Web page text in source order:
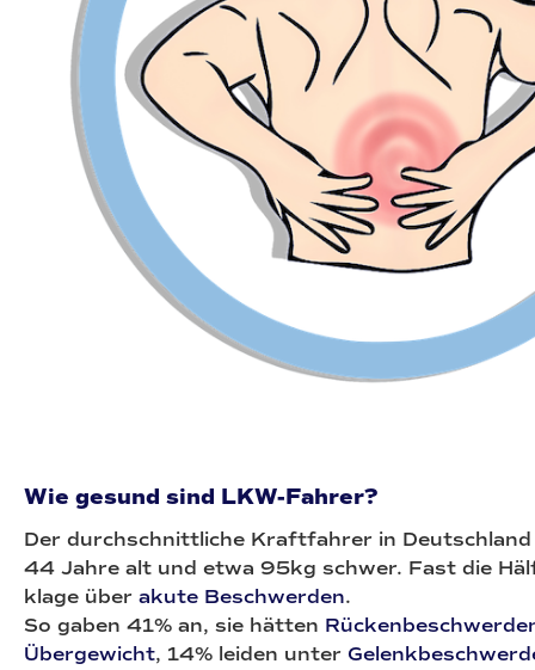
Wie gesund sind LKW-Fahrer?
Der durchschnittliche Kraftfahrer in
44 Jahre alt und etwa 95kg schwer. Fast die
klage über akute Beschwerden.
So gaben 41% an, sie hätten
Übergewicht, 14% leiden unter